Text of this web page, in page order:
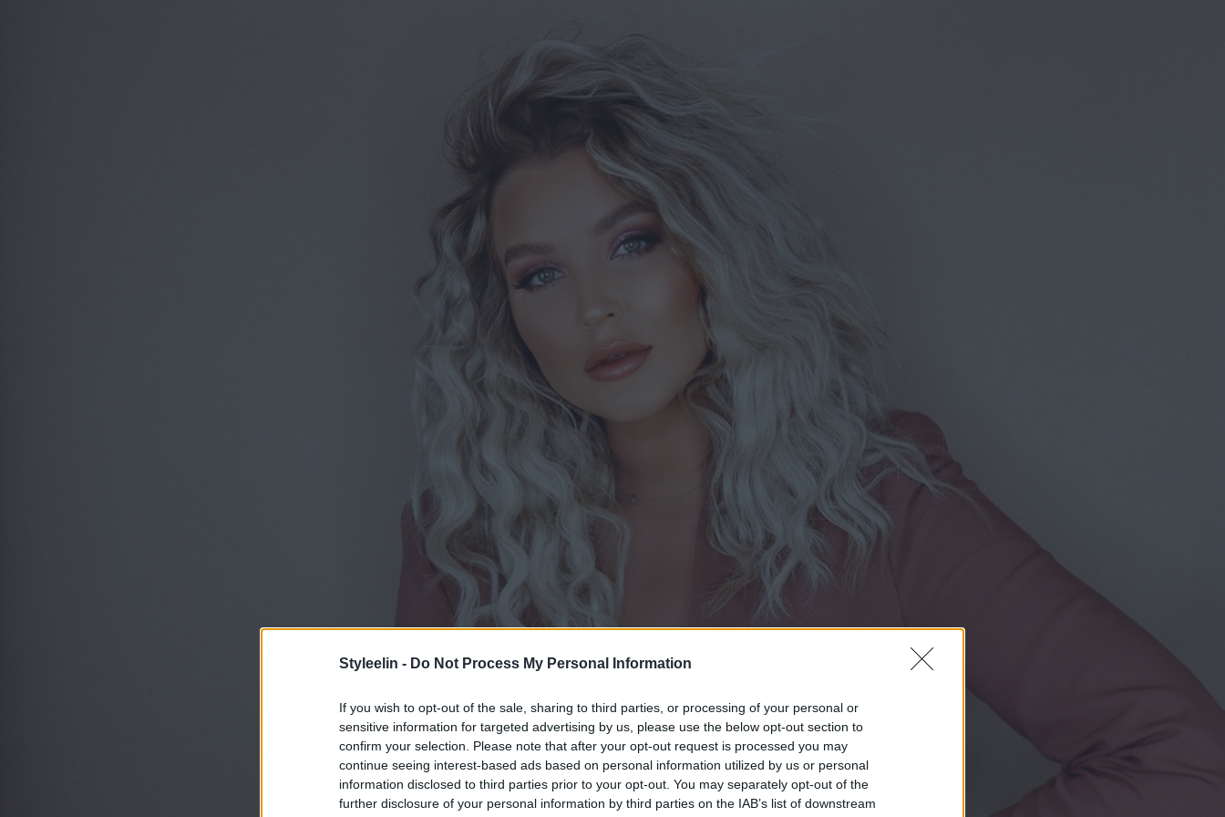
Styleelin - Do Not Process My Personal Information
If you wish to opt-out of the sale, sharing to third parties, or processing of your personal or
sensitive information for targeted advertising by us, please use the below opt-out section to
confirm your selection. Please note that after your opt-out request is processed you may
continue seeing interest-based ads based on personal information utilized by us or personal
information disclosed to third parties prior to your opt-out. You may separately opt-out of the
further disclosure of your personal information by third parties on the IAB’s list of downstream